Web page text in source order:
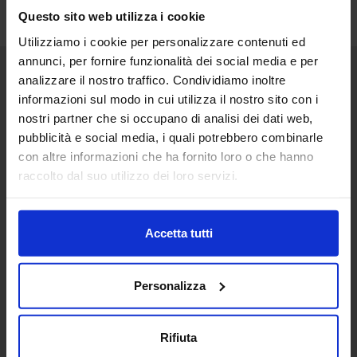
Questo sito web utilizza i cookie
Utilizziamo i cookie per personalizzare contenuti ed
annunci, per fornire funzionalità dei social media e per
analizzare il nostro traffico. Condividiamo inoltre
informazioni sul modo in cui utilizza il nostro sito con i
nostri partner che si occupano di analisi dei dati web,
pubblicità e social media, i quali potrebbero combinarle
con altre informazioni che ha fornito loro o che hanno
raccolto dal suo utilizzo dei loro servizi.
Accetta tutti
Personalizza
Rifiuta
Senaf srl
Via Eritrea 21/A
20157 | Milano | Italia
+ 39 02.332039460
In collaborazione con